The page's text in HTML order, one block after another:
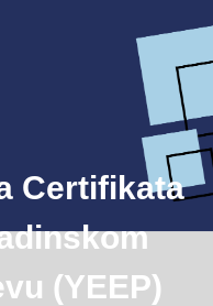
Certifikata
(YEEP)